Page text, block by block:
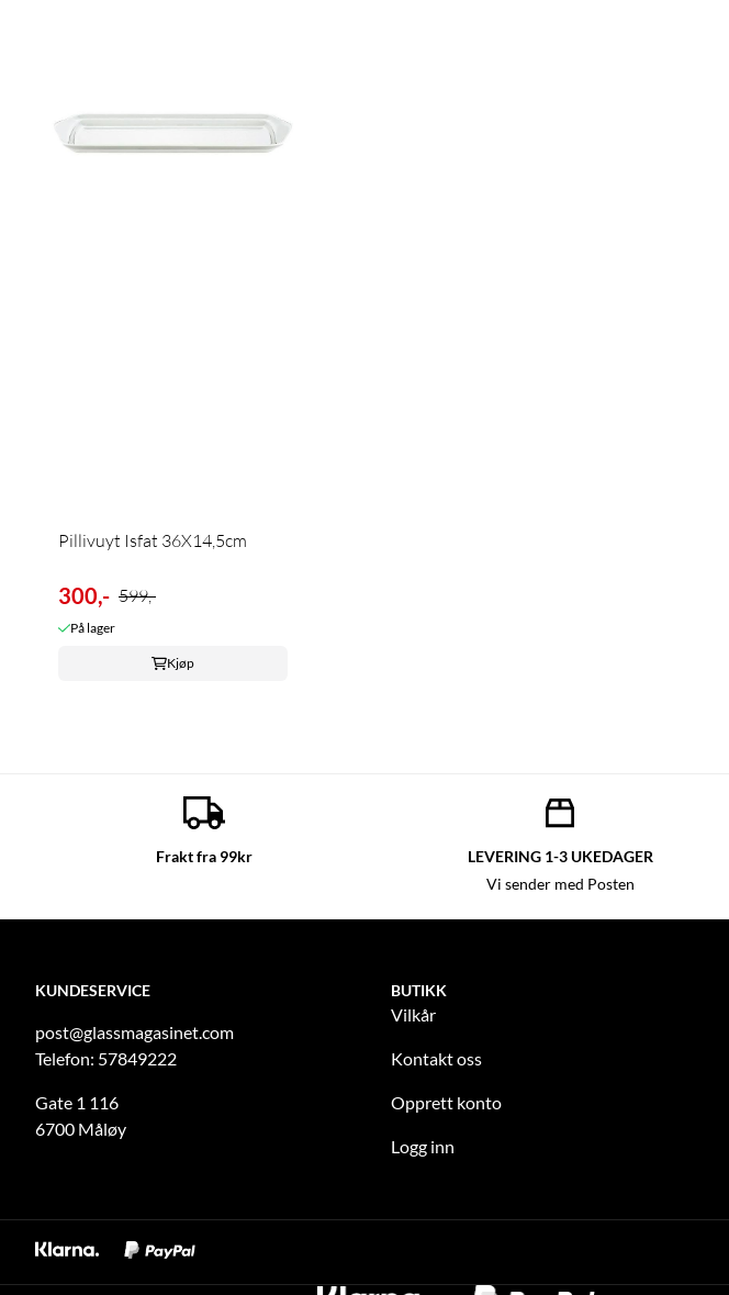
Pillivuyt Isfat 36X14,5cm
300,- 599,-
På lager
Kjøp
Frakt fra 99kr LEVERING 1-3 UKEDAGER
Vi sender med Posten
KUNDESERVICE
post@glassmagasinet.com
Telefon: 57849222
Gate 1 116
6700 Måløy
BUTIKK
Vilkår
Kontakt oss
Opprett konto
Logg inn